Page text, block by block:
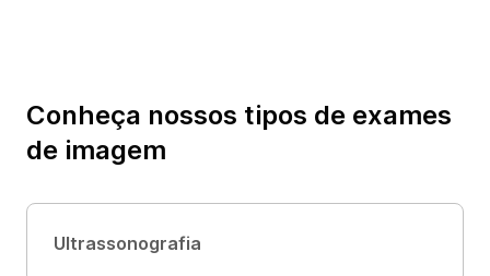
Conheça nossos tipos de exames
de imagem
Ultrassonografia